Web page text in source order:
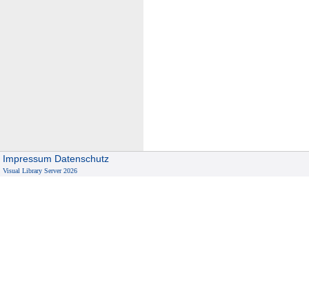
Impressum Datenschutz
Visual Library Server 2026